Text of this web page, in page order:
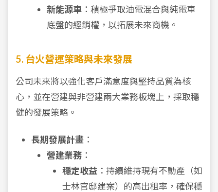
新能源車 ：積極爭取油電混合與純電車
底盤的經銷權，以拓展未來商機。
5. 台火營運策略與未來發展
公司未來將以強化客戶滿意度與堅持品質為核
心，並在營建與非營建兩大業務板塊上，採取穩
健的發展策略。
長期發展計畫 ：
營建業務 ：
穩定收益 ：持續維持現有不動產（如
士林官邸建案）的高出租率，確保穩